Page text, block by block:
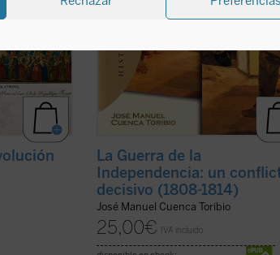
La Guerra de la
Independencia: un
decisivo (1808-1814)
José Manuel Cuenca Toribio
25,00€ IVA incluido